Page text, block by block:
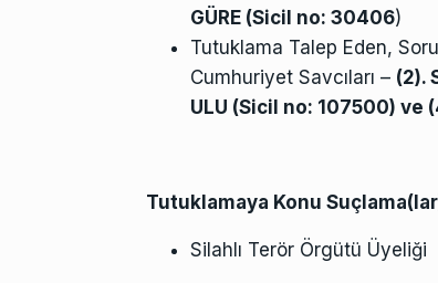
GÜRE (Sicil no: 30406)
Tutuklama Talep Eden,
Cumhuriyet Savcıları – (2).
ULU (Sicil no: 107500) ve
Tutuklamaya Konu
Silahlı Terör Örgütü Üyeliği